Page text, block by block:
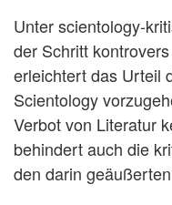
Unter scientology-
der Schritt
erleichtert das Urteil
Scientology
Verbot von Literatur
behindert auch die
den darin